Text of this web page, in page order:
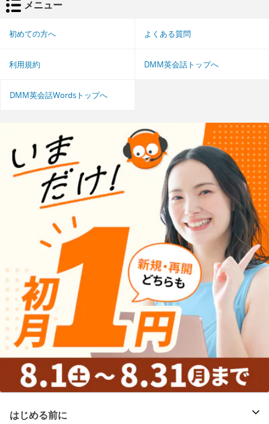
メニュー
初めての方へ よくある質問
利用規約 DMM英会話トップへ
DMM英会話Wordsトップへ
はじめる前に